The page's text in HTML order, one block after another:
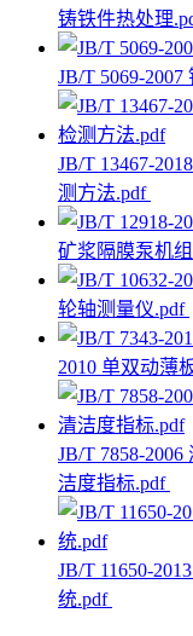
铸铁件热处理
JB/T 5069-
JB/T 13467-
测方法.pdf
矿浆隔膜泵机
轮轴测量仪.pdf
2010 单双动薄
JB/T 7858-
洁度指标.pdf
JB/T 11650-
统.pdf